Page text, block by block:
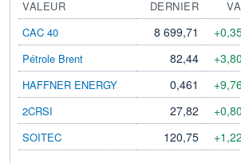
VALEUR DERNIER
CAC 40
8 699,71
Pétrole Brent 82,44
HAFFNER ENERGY 0,461
2CRSI 27,82
SOITEC 120,75